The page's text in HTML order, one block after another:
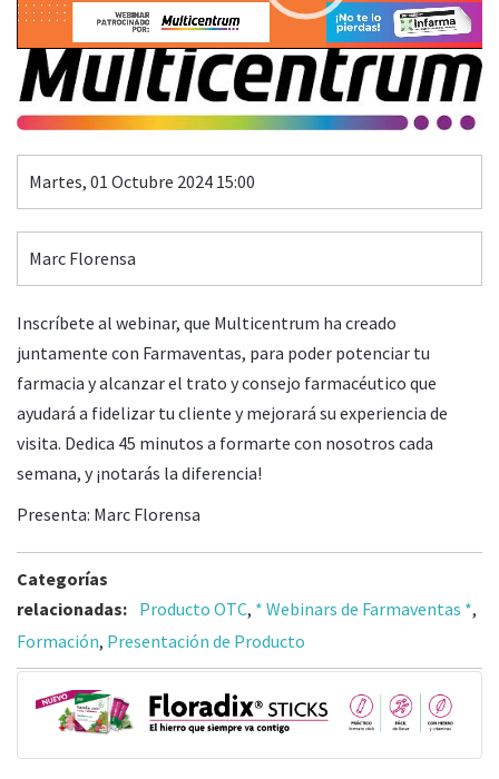
Patrocina
Martes, 01 Octubre 2024 15:00
Marc Florensa
43:37
Inscríbete al webinar, que Multicentrum ha creado
juntamente con Farmaventas, para poder potenciar tu
farmacia y alcanzar el trato y consejo farmacéutico que
ayudará a fidelizar tu cliente y mejorará su experiencia de
visita. Dedica 45 minutos a formarte con nosotros cada
semana, y ¡notarás la diferencia!
Presenta: Marc Florensa
Categorías
relacionadas: Producto OTC, * Webinars de Farmaventas *,
Formación, Presentación de Producto